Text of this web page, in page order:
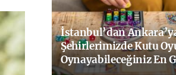
İstanbul’dan
Şehirlerimizde Kutu
Oynayabileceğiniz En